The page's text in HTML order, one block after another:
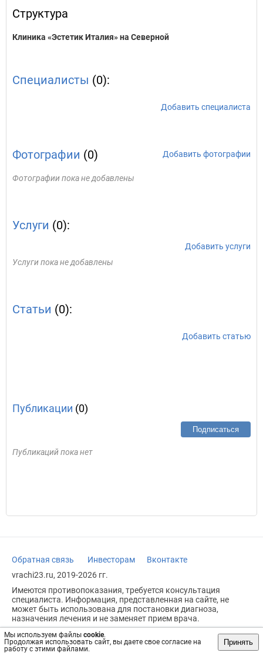
Мы используем файлы cookie.
Продолжая использовать сайт, вы даете свое согласие на
работу с этими файлами.
Принять
Структура
Клиника «Эстетик Италия» на Северной
Специалисты (0):
Добавить специалиста
Фотографии (0) Добавить фотографии
Фотографии пока не добавлены
Услуги (0):
Добавить услуги
Услуги пока не добавлены
Статьи (0):
Добавить статью
Публикации (0)
Подписаться
Публикаций пока нет
Обратная связь Инвесторам
Вконтакте
vrachi23.ru, 2019-2026 гг.
Имеются противопоказания, требуется консультация
специалиста. Информация, представленная на сайте, не
может быть использована для постановки диагноза,
назначения лечения и не заменяет прием врача.
Возрастное ограничение: 18+